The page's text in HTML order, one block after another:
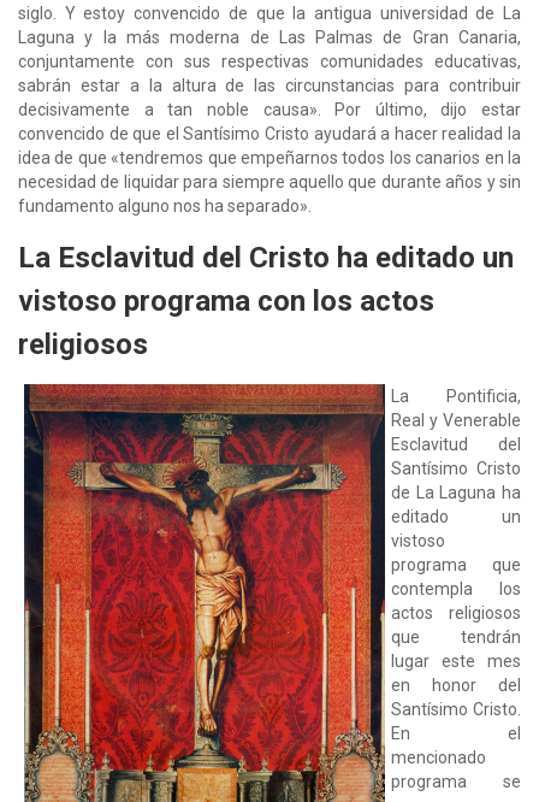
siglo. Y estoy convencido de que la antigua universidad de La
Laguna y la más moderna de Las Palmas de Gran Canaria,
conjuntamente con sus respectivas comunidades educativas,
sabrán estar a la altura de las circunstancias para contribuir
decisivamente a tan noble causa». Por último, dijo estar
convencido de que el Santísimo Cristo ayudará a hacer realidad la
idea de que «tendremos que empeñarnos todos los canarios en la
necesidad de liquidar para siempre aquello que durante años y sin
fundamento alguno nos ha separado».
La Esclavitud del Cristo ha editado un
vistoso programa con los actos
religiosos
La Pontificia,
Real y Venerable
Esclavitud del
Santísimo Cristo
de La Laguna ha
editado un
vistoso
programa que
contempla los
actos religiosos
que tendrán
lugar este mes
en honor del
Santísimo Cristo.
En el
mencionado
programa se